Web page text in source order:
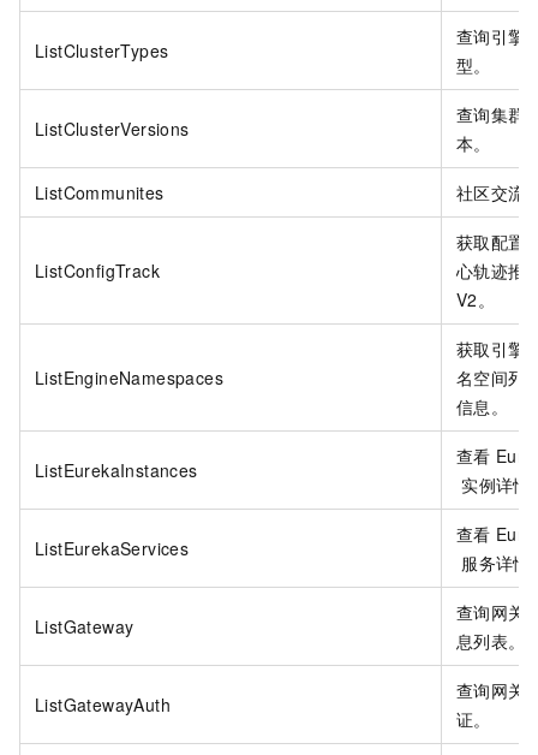
ListClusterTypes
查询引擎
型。
ListClusterVersions
查询集群
本。
ListCommunites 社区交流
ListConfigTrack
获取配置
心轨迹推
V2。
ListEngineNamespaces
获取引擎
名空间列
信息。
ListEurekaInstances
查看
实例详情
ListEurekaServices
查看
服务详情
ListGateway
查询网关
息列表。
ListGatewayAuth
查询网关
证。